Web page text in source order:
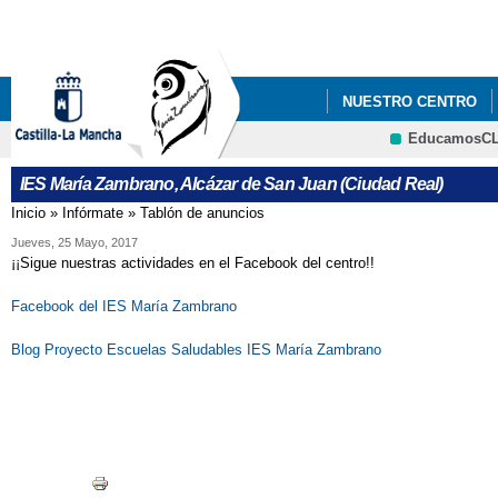
NUESTRO CENTRO
PLAN DE ÉXITO
CRFP
IES María Zambrano, Alcázar de San Juan (Ciudad Real)
Se encuentra usted aquí
Inicio » Infórmate » Tablón de anuncios
Jueves, 25 Mayo, 2017
¡¡Sigue nuestras actividades en el Facebook del centro!!
Facebook del IES María Zambrano
Blog Proyecto Escuelas Saludables IES María Zambrano